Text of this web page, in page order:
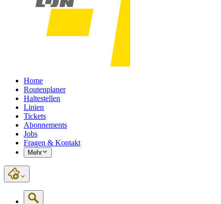
Home
Routenplaner
Haltestellen
Linien
Tickets
Abonnements
Jobs
Fragen & Kontakt
Mehr